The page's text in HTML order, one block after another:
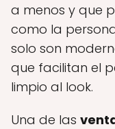
a menos y que
como la
solo son
que facilitan el
limpio al look.
Una de las